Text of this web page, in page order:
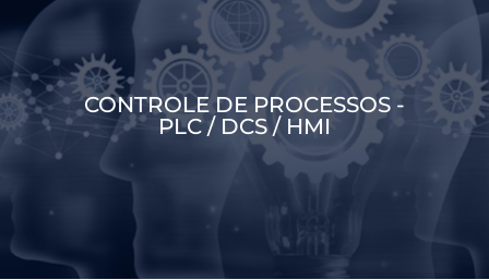
CONTROLE DE PROCESSOS -
PLC / DCS / HMI